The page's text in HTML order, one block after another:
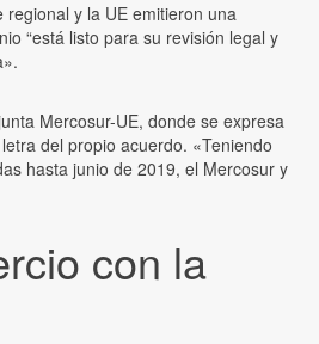
con la
y la UE emitieron una
“está listo para su revisión legal y
Mercosur-UE, donde se expresa
del propio acuerdo. «Teniendo
hasta junio de 2019, el Mercosur y